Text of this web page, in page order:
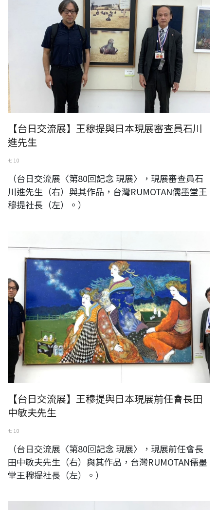
【台日交流展】王穆提與日本現展審查員石川
進先生
七 10
（台日交流展〈第80回記念 現展〉，現展審查員石
川進先生（右）與其作品，台灣RUMOTAN儒墨堂王
穆提社長（左）。）
與其作品，台灣RUMOTAN儒墨堂王穆提社長（左）。）
【台日交流展】王穆提與日本現展前任會長田
中敏夫先生
七 10
（台日交流展〈第80回記念 現展〉，現展前任會長
田中敏夫先生（右）與其作品，台灣RUMOTAN儒墨
堂王穆提社長（左）。）